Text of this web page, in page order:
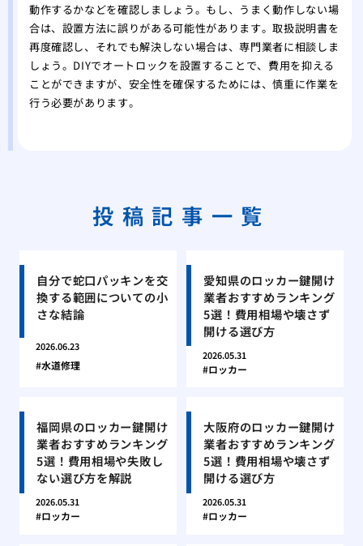
動作するかなどを確認しましょう。もし、うまく動作しない場
合は、設置方法に誤りがある可能性があります。取扱説明書を
再度確認し、それでも解決しない場合は、専門業者に相談しま
しょう。DIYでオートロックを設置することで、費用を抑える
ことができますが、安全性を確保するためには、慎重に作業を
行う必要があります。
投稿記事一覧
自分で蛇口パッキンを交
換する範囲についての小
さな結論
2026.06.23
水道修理
愛知県のロッカー鍵開け
業者おすすめランキング
5選！費用相場や壊さず
開ける選び方
2026.05.31
ロッカー
福岡県のロッカー鍵開け
業者おすすめランキング
5選！費用相場や失敗し
ない選び方を解説
2026.05.31
ロッカー
大阪府のロッカー鍵開け
業者おすすめランキング
5選！費用相場や壊さず
開ける選び方
2026.05.31
ロッカー